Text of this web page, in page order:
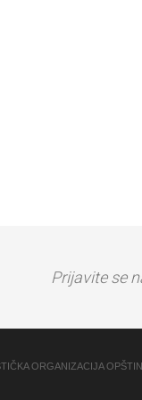
Prijavite se
ORGANIZACIJA